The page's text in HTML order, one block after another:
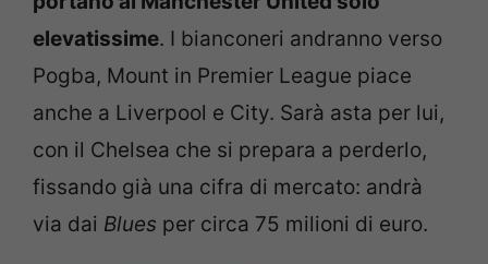
elevatissime. I bianconeri andranno verso
Pogba, Mount in Premier League piace
anche a Liverpool e City. Sarà asta per lui,
con il Chelsea che si prepara a perderlo,
fissando già una cifra di mercato: andrà
via dai Blues per circa 75 milioni di euro.